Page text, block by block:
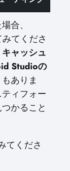
合、
てくださ
キャッシュ
Studioの
ありま
ィフォー
かること
てくださ